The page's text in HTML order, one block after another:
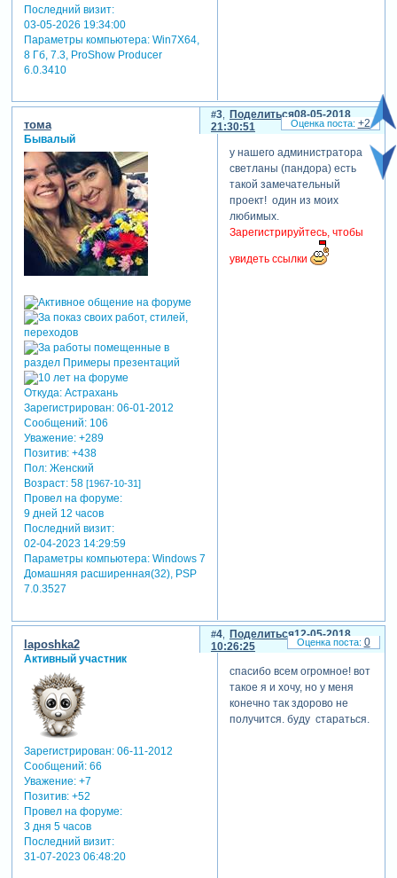
Последний визит:
03-05-2026 19:34:00
Параметры компьютера:Win7Х64,
8 Гб, 7.3, ProShow Producer
6.0.3410
Поделиться
3
08-05-2018
21:30:51
тома
Бывалый
Откуда:Астрахань
Зарегистрирован: 06-01-2012
Сообщений:106
Уважение: +289
Позитив: +438
Пол:Женский
Возраст:58 [1967-10-31]
Провел на форуме:
9 дней 12 часов
Последний визит:
02-04-2023 14:29:59
Параметры компьютера:Windows 7
Домашняя расширенная(32), PSP
7.0.3527
у нашего администратора
светланы (пандора) есть
такой замечательный
проект! один из моих
любимых.
Зарегистрируйтесь, чтобы
увидеть ссылки
+2
Поделиться
4
12-05-2018
10:26:25
laposhka2
Активный участник
Зарегистрирован: 06-11-2012
Сообщений:66
Уважение: +7
Позитив: +52
Провел на форуме:
3 дня 5 часов
Последний визит:
31-07-2023 06:48:20
спасибо всем огромное! вот
такое я и хочу, но у меня
конечно так здорово не
получится. буду стараться.
0